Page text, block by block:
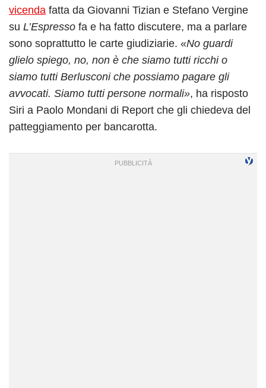
vicenda fatta da Giovanni Tizian e Stefano Vergine
su L’Espresso fa e ha fatto discutere, ma a parlare
sono soprattutto le carte giudiziarie. «No guardi
glielo spiego, no, non è che siamo tutti ricchi o
siamo tutti Berlusconi che possiamo pagare gli
avvocati. Siamo tutti persone normali», ha risposto
Siri a Paolo Mondani di Report che gli chiedeva del
patteggiamento per bancarotta.